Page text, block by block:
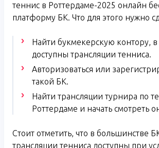
теннис в Роттердаме-2025 онлайн
платформу БК. Что для этого нужно
Найти букмекерскую контору,
доступны трансляции тенниса.
Авторизоваться или
такой БК.
Найти трансляции турнира по
Роттердаме и начать смотреть
Стоит отметить, что в большинстве
трансляции тенниса доступны при